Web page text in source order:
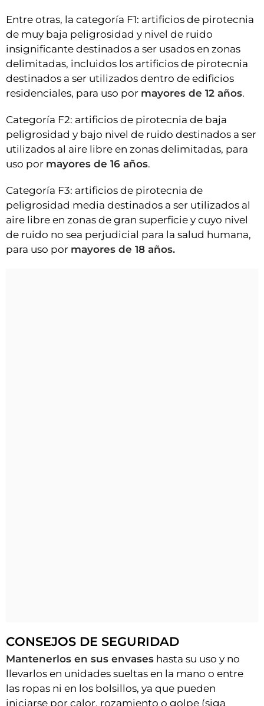
Entre otras, la categoría F1: artificios de pirotecnia
de muy baja peligrosidad y nivel de ruido
insignificante destinados a ser usados en zonas
delimitadas, incluidos los artificios de pirotecnia
destinados a ser utilizados dentro de edificios
residenciales, para uso por mayores de 12 años.
Categoría F2: artificios de pirotecnia de baja
peligrosidad y bajo nivel de ruido destinados a ser
utilizados al aire libre en zonas delimitadas, para
uso por mayores de 16 años.
Categoría F3: artificios de pirotecnia de
peligrosidad media destinados a ser utilizados al
aire libre en zonas de gran superficie y cuyo nivel
de ruido no sea perjudicial para la salud humana,
para uso por mayores de 18 años.
CONSEJOS DE SEGURIDAD
Mantenerlos en sus envases hasta su uso y no
llevarlos en unidades sueltas en la mano o entre
las ropas ni en los bolsillos, ya que pueden
iniciarse por calor, rozamiento o golpe (siga